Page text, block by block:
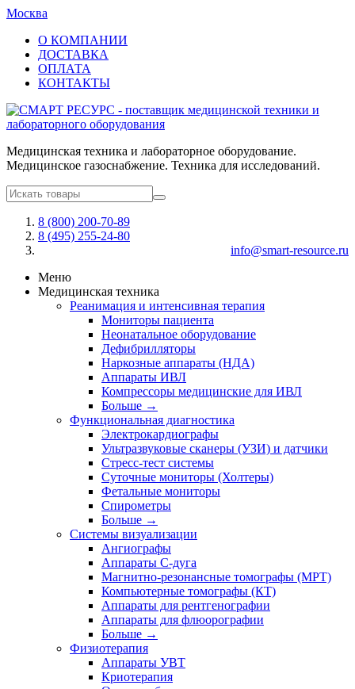
Москва
О КОМПАНИИ
ДОСТАВКА
ОПЛАТА
КОНТАКТЫ
Медицинская техника и лабораторное оборудование.
Медицинское газоснабжение. Техника для исследований.
8 (800) 200-70-89
8 (495) 255-24-80
info@smart-resource.ru
Меню
Медицинская техника
Реанимация и интенсивная терапия
Мониторы пациента
Неонатальное оборудование
Дефибрилляторы
Наркозные аппараты (НДА)
Аппараты ИВЛ
Компрессоры медицинские для ИВЛ
Больше →
Функциональная диагностика
Электрокардиографы
Ультразвуковые сканеры (УЗИ) и датчики
Стресс-тест системы
Суточные мониторы (Холтеры)
Фетальные мониторы
Спирометры
Больше →
Системы визуализации
Ангиографы
Аппараты C-дуга
Магнитно-резонансные томографы (МРТ)
Компьютерные томографы (КТ)
Аппараты для рентгенографии
Аппараты для флюорографии
Больше →
Физиотерапия
Аппараты УВТ
Криотерапия